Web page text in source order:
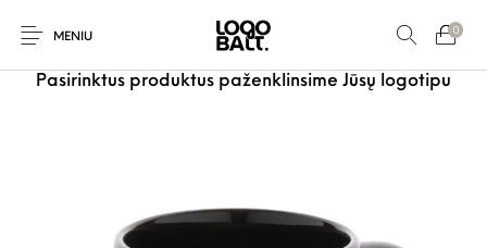
MENIU
0
Pasirinktus produktus paženklinsime Jūsų logotipu